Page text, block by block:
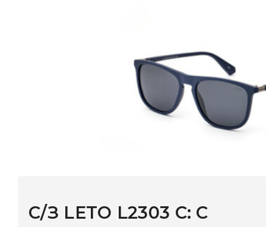
В наличии
3–5 дней | Промокод МОНОКЛЬ САЙТ — скидка 10%